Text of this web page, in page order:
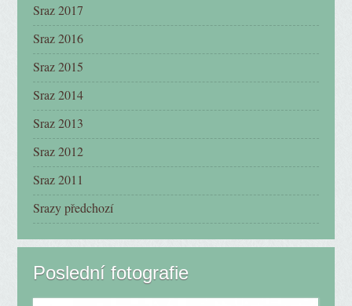
Sraz 2017
Sraz 2016
Sraz 2015
Sraz 2014
Sraz 2013
Sraz 2012
Sraz 2011
Srazy předchozí
Poslední fotografie